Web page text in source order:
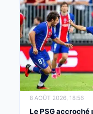
8 AOÛT 2026, 18:56
Le PSG